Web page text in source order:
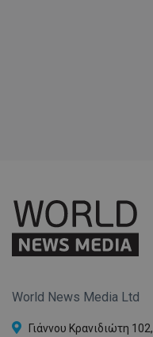
World News Media Ltd
Γιάννου Κρανιδιώτη 102,